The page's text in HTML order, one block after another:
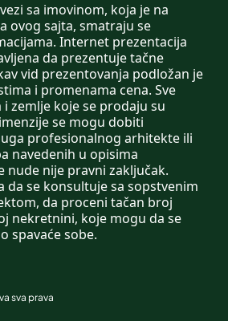
sa imovinom, koja je na
ovog sajta, smatraju se
Internet prezentacija
da prezentuje tačne
vid prezentovanja podložan je
i promenama cena. Sve
zemlje koje se prodaju su
se mogu dobiti
profesionalnog arhitekte ili
navedenih u opisima
nude nije pravni zaključak.
da se konsultuje sa sopstvenim
da proceni tačan broj
nekretnini, koje mogu da se
spavaće sobe.
sva prava